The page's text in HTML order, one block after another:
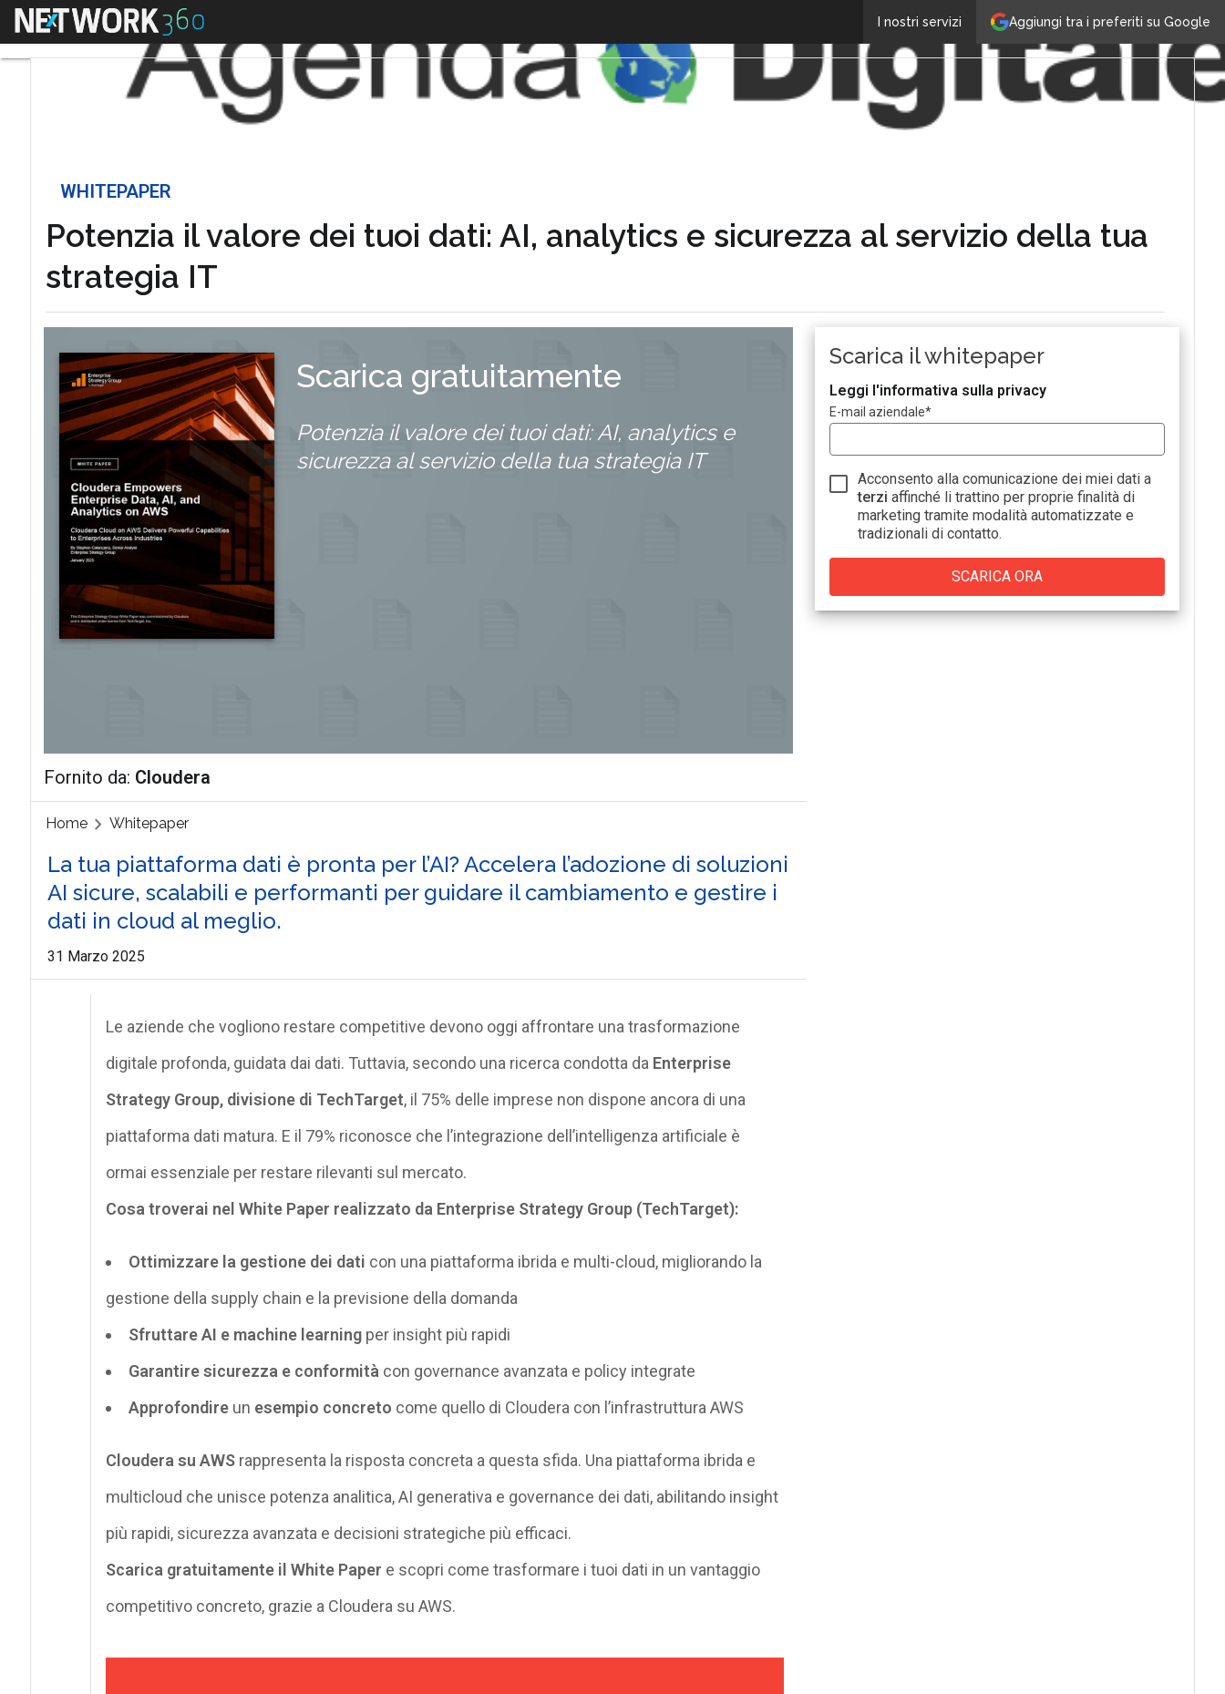
Aggiungi tra i preferiti su Google
I nostri servizi
Menu
WHITEPAPER
Potenzia il valore dei tuoi dati: AI, analytics e sicurezza al servizio della tua
strategia IT
Scarica gratuitamente
Potenzia il valore dei tuoi dati: AI, analytics e
sicurezza al servizio della tua strategia IT
Fornito da: Cloudera
Home Whitepaper
La tua piattaforma dati è pronta per l’AI? Accelera l’adozione di soluzioni
AI sicure, scalabili e performanti per guidare il cambiamento e gestire i
dati in cloud al meglio.
31 Marzo 2025
Le aziende che vogliono restare competitive devono oggi affrontare una trasformazione
digitale profonda, guidata dai dati. Tuttavia, secondo una ricerca condotta da Enterprise
Strategy Group, divisione di TechTarget, il 75% delle imprese non dispone ancora di una
piattaforma dati matura. E il 79% riconosce che l’integrazione dell’intelligenza artificiale è
ormai essenziale per restare rilevanti sul mercato.
Cosa troverai nel White Paper realizzato da Enterprise Strategy Group (TechTarget):
Ottimizzare la gestione dei dati con una piattaforma ibrida e multi-cloud, migliorando la
gestione della supply chain e la previsione della domanda
Sfruttare AI e machine learningper insight più rapidi
Garantire sicurezza e conformità con governance avanzata e policy integrate
Approfondireun esempio concreto come quello di Cloudera con l’infrastruttura AWS
Cloudera su AWSrappresenta la risposta concreta a questa sfida. Una piattaforma ibrida e
multicloud che unisce potenza analitica, AI generativa e governance dei dati, abilitando insight
più rapidi, sicurezza avanzata e decisioni strategiche più efficaci.
Scarica gratuitamente il White Paper e scopri come trasformare i tuoi dati in un vantaggio
competitivo concreto, grazie a Cloudera su AWS.
Scarica il whitepaper
Leggi l'informativa sulla privacy
E-mail aziendale*
Acconsento alla comunicazione dei miei dati a
terzi affinché li trattino per proprie finalità di
marketing tramite modalità automatizzate e
tradizionali di contatto.